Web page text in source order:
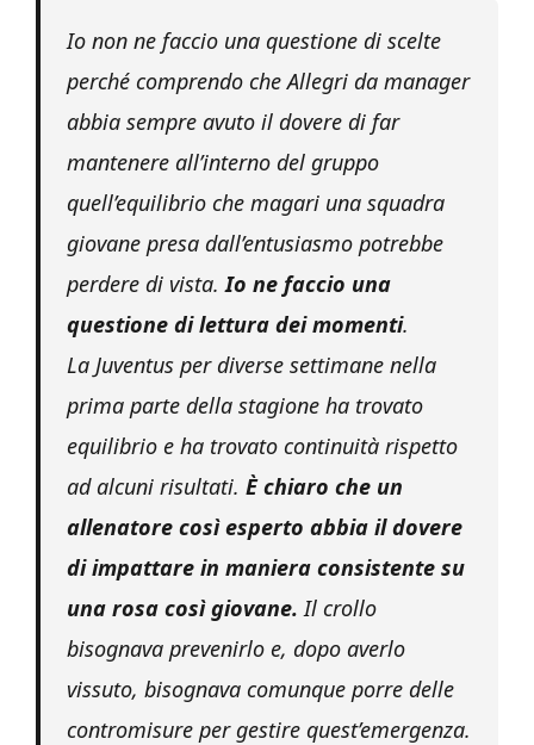
Io non ne faccio una questione di scelte
perché comprendo che Allegri da manager
abbia sempre avuto il dovere di far
mantenere all’interno del gruppo
quell’equilibrio che magari una squadra
giovane presa dall’entusiasmo potrebbe
perdere di vista.Io ne faccio una
questione di lettura dei momenti.
La Juventus per diverse settimane nella
prima parte della stagione ha trovato
equilibrio e ha trovato continuità rispetto
ad alcuni risultati. È chiaro che un
allenatore così esperto abbia il dovere
di impattare in maniera consistente su
una rosa così giovane. Il crollo
bisognava prevenirlo e, dopo averlo
vissuto, bisognava comunque porre delle
contromisure per gestire quest’emergenza.